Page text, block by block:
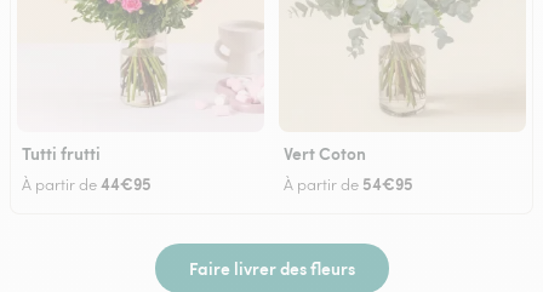
Tutti frutti
À partir de44€95
Vert Coton
À partir de 54€95
Faire livrer des fleurs